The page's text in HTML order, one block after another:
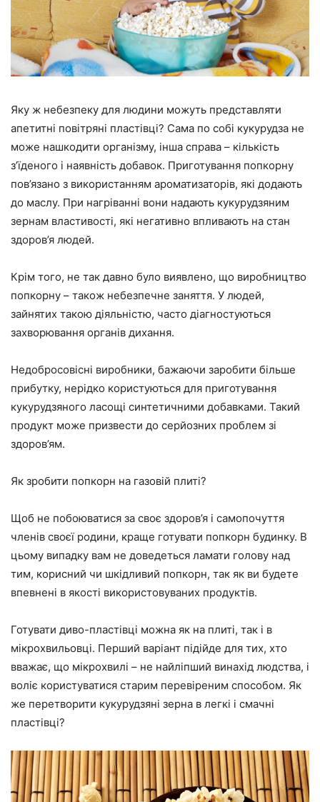
Яку ж небезпеку для людини можуть представляти
апетитні повітряні пластівці? Сама по собі кукурудза не
може нашкодити організму, інша справа – кількість
з’їденого і наявність добавок. Приготування попкорну
пов’язано з використанням ароматизаторів, які додають
до маслу. При нагріванні вони надають кукурудзяним
зернам властивості, які негативно впливають на стан
здоров’я людей.
Крім того, не так давно було виявлено, що виробництво
попкорну – також небезпечне заняття. У людей,
зайнятих такою діяльністю, часто діагностуються
захворювання органів дихання.
Недобросовісні виробники, бажаючи заробити більше
прибутку, нерідко користуються для приготування
кукурудзяного ласощі синтетичними добавками. Такий
продукт може призвести до серйозних проблем зі
здоров’ям.
Як зробити попкорн на газовій плиті?
Щоб не побоюватися за своє здоров’я і самопочуття
членів своєї родини, краще готувати попкорн будинку. В
цьому випадку вам не доведеться ламати голову над
тим, корисний чи шкідливий попкорн, так як ви будете
впевнені в якості використовуваних продуктів.
Готувати диво-пластівці можна як на плиті, так і в
мікрохвильовці. Перший варіант підійде для тих, хто
вважає, що мікрохвилі – не найліпший винахід людства, і
воліє користуватися старим перевіреним способом. Як
же перетворити кукурудзяні зерна в легкі і смачні
пластівці?